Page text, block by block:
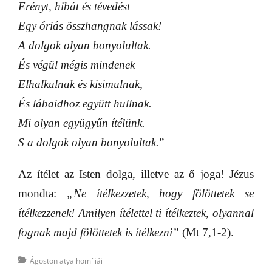
Erényt, hibát és tévedést
Egy óriás összhangnak lássak!
A dolgok olyan bonyolultak.
És végül mégis mindenek
Elhalkulnak és kisimulnak,
És lábaidhoz együtt hullnak.
Mi olyan együgyűn ítélünk.
S a dolgok olyan bonyolultak.”
Az ítélet az Isten dolga, illetve az ő joga! Jézus
mondta: „Ne ítélkezzetek, hogy fölöttetek se
ítélkezzenek! Amilyen ítélettel ti ítélkeztek, olyannal
fognak majd fölöttetek is ítélkezni” (Mt 7,1-2).
Categories
Ágoston atya homíliái